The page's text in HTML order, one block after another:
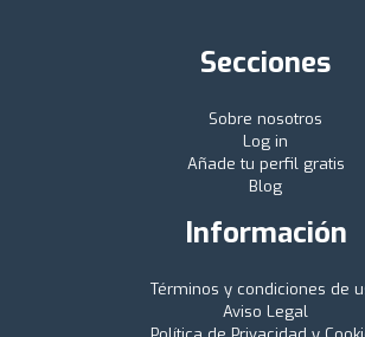
Secciones
Sobre nosotros
Log in
Añade tu perfil gratis
Blog
Información
Términos y condiciones de
Aviso Legal